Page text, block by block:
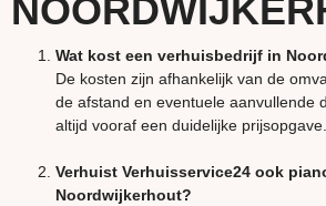
Wat kost een verhuisbedrijf in
De kosten zijn afhankelijk van de
de afstand en eventuele aanvullende
altijd vooraf een duidelijke prijsopgave.
Verhuist Verhuisservice24 ook
Noordwijkerhout?